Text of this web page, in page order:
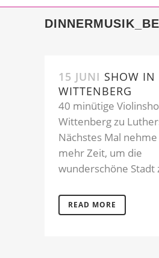
15 JUNI SHOW IN
WITTENBERG
40 minütige
Wittenberg zu
Nächstes Mal
mehr Zeit, um die
wunderschöne Stadt
READ MORE